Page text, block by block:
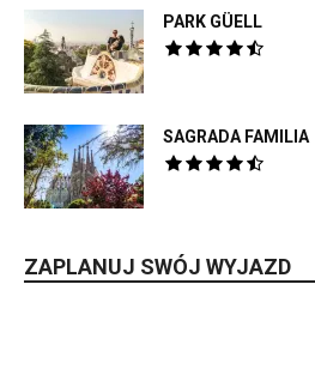
PARK GÜELL
SAGRADA FAMILIA
ZAPLANUJ SWÓJ WYJAZD